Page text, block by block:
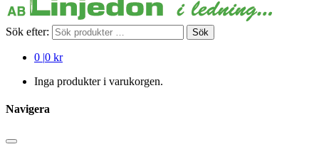
Sök efter: Sök
0 |0 kr
Inga produkter i varukorgen.
Navigera